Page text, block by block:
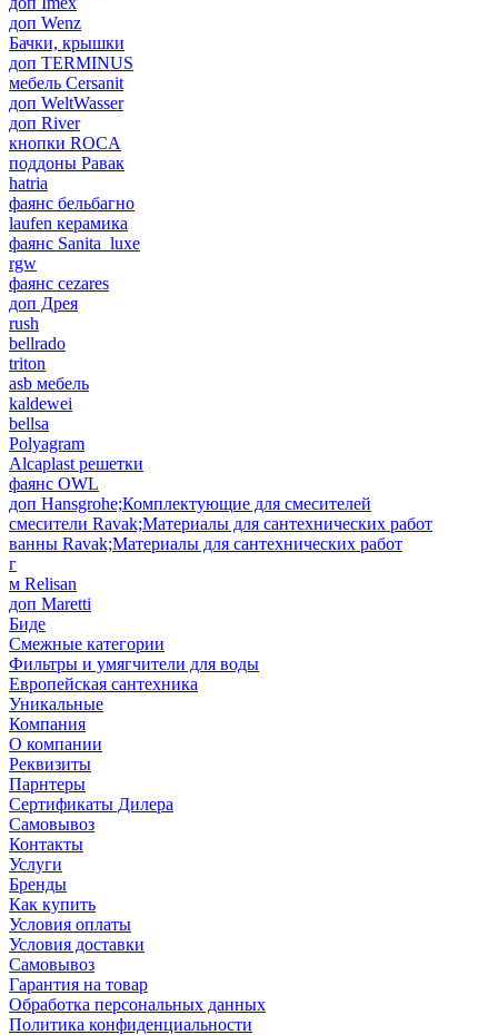
доп Wenz
Бачки, крышки
доп TERMINUS
мебель Cersanit
доп WeltWasser
доп River
кнопки ROCA
поддоны Равак
hatria
фаянс бельбагно
laufen керамика
фаянс Sanita_luxe
rgw
фаянс cezares
доп Дрея
rush
bellrado
triton
asb мебель
kaldewei
bellsa
Polyagram
Alcaplast решетки
фаянс OWL
доп Hansgrohe;Комплектующие для смесителей
смесители Ravak;Материалы для сантехнических работ
ванны Ravak;Материалы для сантехнических работ
г
м Relisan
доп Maretti
Биде
Смежные категории
Фильтры и умягчители для воды
Европейская сантехника
Уникальные
Компания
О компании
Реквизиты
Парнтеры
Сертификаты Дилера
Самовывоз
Контакты
Услуги
Бренды
Как купить
Условия оплаты
Условия доставки
Самовывоз
Гарантия на товар
Обработка персональных данных
Политика конфиденциальности